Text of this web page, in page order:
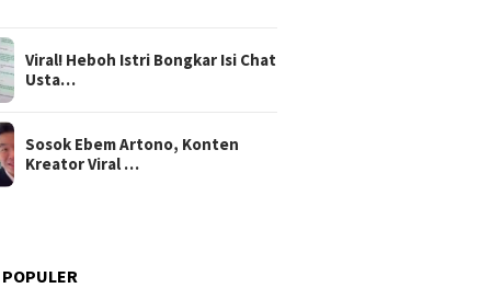
Viral! Heboh Istri Bongkar Isi Chat
Usta…
Sosok Ebem Artono, Konten
Kreator Viral …